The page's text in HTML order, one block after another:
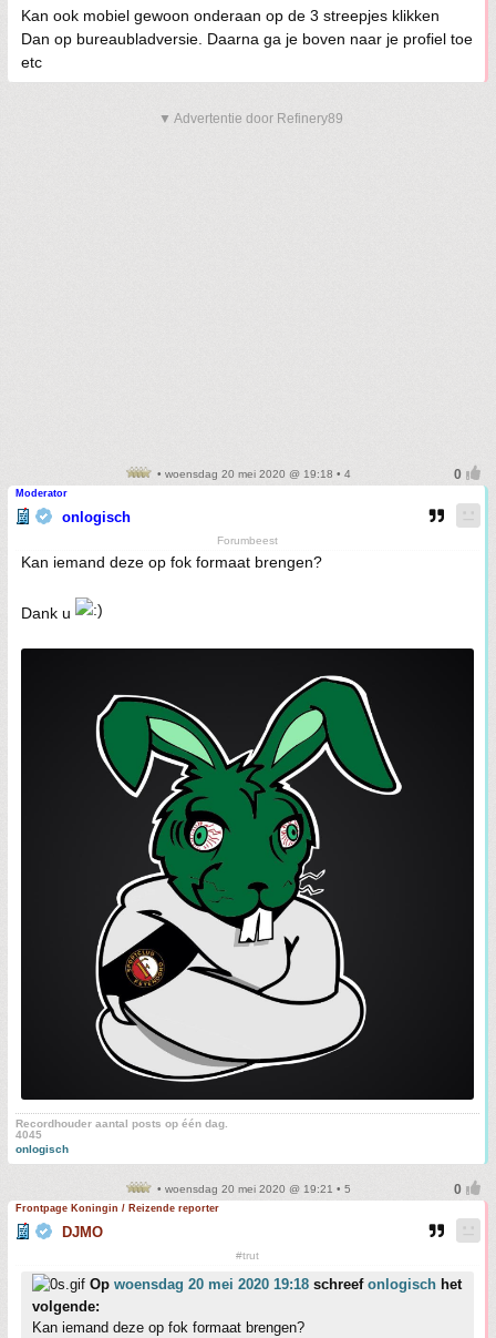
Kan ook mobiel gewoon onderaan op de 3 streepjes klikken
Dan op bureaubladversie. Daarna ga je boven naar je profiel toe
etc
▼ Advertentie door Refinery89
• woensdag 20 mei 2020 @ 19:18 • 4
Moderator
onlogisch
Forumbeest
Kan iemand deze op fok formaat brengen?
Dank u
Recordhouder aantal posts op één dag.
4045
onlogisch
• woensdag 20 mei 2020 @ 19:21 • 5
Frontpage Koningin / Reizende reporter
DJMO
#trut
Op woensdag 20 mei 2020 19:18 schreef onlogisch het
volgende:
Kan iemand deze op fok formaat brengen?